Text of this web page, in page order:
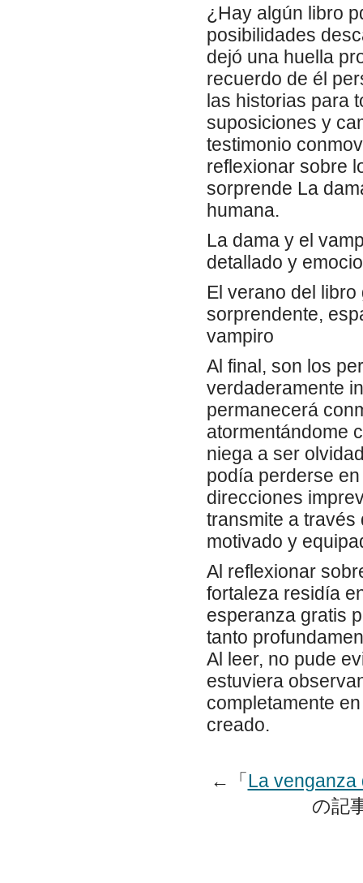
¿Hay algún libro
posibilidades
dejó una huella
recuerdo de él
las historias para
suposiciones y
testimonio
reflexionar sobre
sorprende La
humana.
La dama y el
detallado y
El verano del
sorprendente,
vampiro
Al final, son los
verdaderamente
permanecerá
atormentándome
niega a ser
podía perderse
direcciones
transmite a través
motivado y
Al reflexionar
fortaleza residía
esperanza gratis
tanto
Al leer, no pude
estuviera
completamente
creado.
←「La venganza
の記